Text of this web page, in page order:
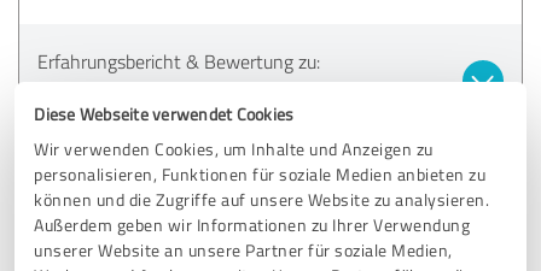
Diese Webseite verwendet Cookies
Wir verwenden Cookies, um Inhalte und Anzeigen zu
personalisieren, Funktionen für soziale Medien anbieten zu
können und die Zugriffe auf unsere Website zu analysieren.
Außerdem geben wir Informationen zu Ihrer Verwendung
unserer Website an unsere Partner für soziale Medien,
Erfahrungsbericht & Bewertung zu:
AW Immobilienmakler
01.10.2025 Lea O.
5,00 von 5